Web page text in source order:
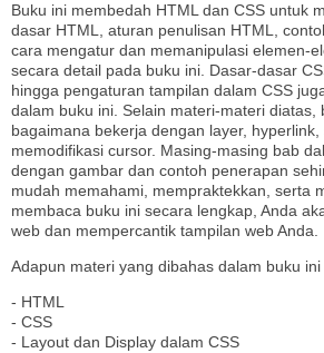
Buku ini membedah HTML dan CSS untuk
dasar HTML, aturan penulisan HTML,
cara mengatur dan memanipulasi elemen-
secara detail pada buku ini. Dasar-dasar
hingga pengaturan tampilan dalam CSS
dalam buku ini. Selain materi-materi diatas,
bagaimana bekerja dengan layer,
memodifikasi cursor. Masing-masing bab
dengan gambar dan contoh penerapan
mudah memahami, mempraktekkan, serta
membaca buku ini secara lengkap, Anda
web dan mempercantik tampilan web Anda.
Adapun materi yang dibahas dalam buku
- HTML
- CSS
- Layout dan Display dalam CSS